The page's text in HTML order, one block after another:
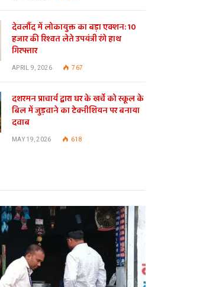
देवलौंद में लोकायुक्त का बड़ा एक्शन: 10
हजार की रिश्वत लेते उपयंत्री रंगे हाथ
गिरफ्तार
APRIL 9, 2026 767
दशरमन प्राचार्य द्वारा घर के खर्चे को स्कूल के
बिल में जुड़वाने का टेक्नीशियन पर बनाया
दवाब
MAY 19, 2026 618